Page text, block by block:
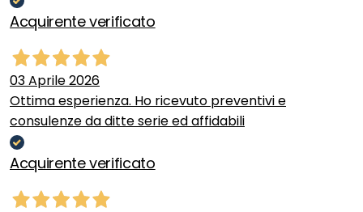
Acquirente verificato
03 Aprile 2026
Ottima esperienza. Ho ricevuto preventivi e
consulenze da ditte serie ed affidabili
Acquirente verificato